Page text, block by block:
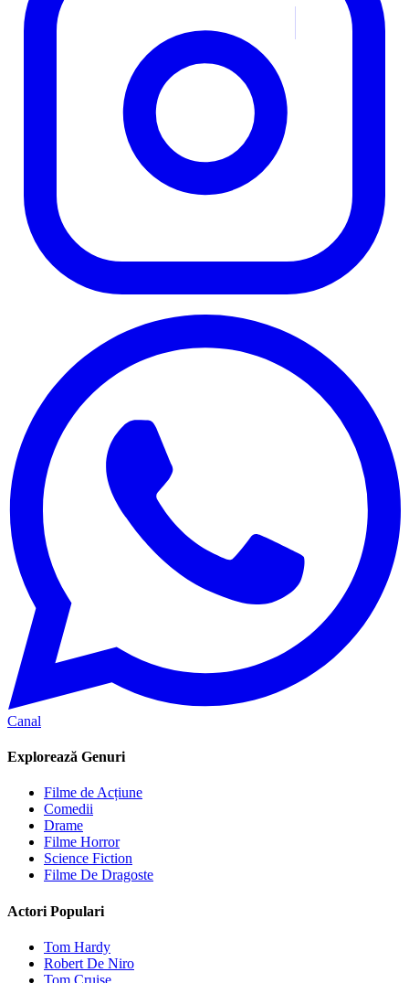
Canal
Explorează Genuri
Filme de Acțiune
Comedii
Drame
Filme Horror
Science Fiction
Filme De Dragoste
Actori Populari
Tom Hardy
Robert De Niro
Tom Cruise